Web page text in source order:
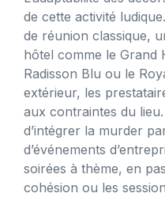
de cette activité
de réunion classique,
hôtel comme le Grand
Radisson Blu ou le
extérieur, les
aux contraintes du
d’intégrer la murder
d’événements
soirées à thème, en
cohésion ou les